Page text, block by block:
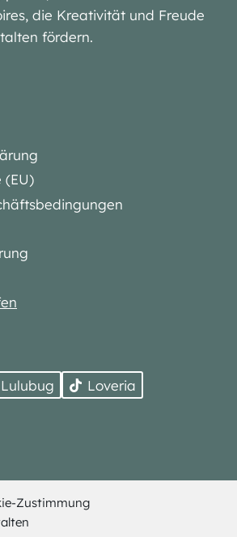
Zustimmung
die Kreativität und Freude
fördern.
(EU)
Lulubug
Loveria
Alle Rechte vorbehalten.